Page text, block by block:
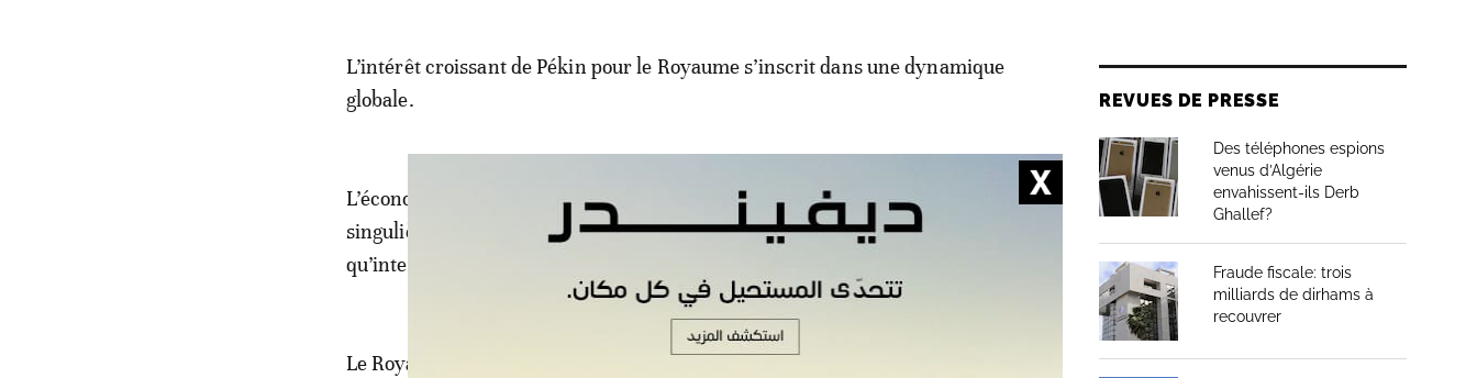
L’intérêt croissant de Pékin pour le Royaume s’inscrit dans une dynamique
globale.
L’économiste rappelle que la Chine adopte depuis plusieurs années une approche
singulière sur les plans économique et social, tant à l’échelle locale,
qu’internationale.
Le Royaume, de son côté, bénéficie d’une position géopolitique stable et d’atouts
REVUES DE PRESSE
Des téléphones espions
venus d’Algérie
envahissent-ils Derb
Ghallef?
Fraude fiscale: trois
milliards de dirhams à
recouvrer